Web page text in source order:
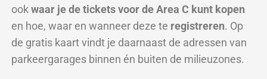
ookwaar je de tickets voor de Area C kunt kopen
en hoe, waar en wanneer deze te registreren. Op
de gratis kaart vindt je daarnaast de adressen van
parkeergarages binnen én buiten de milieuzones.